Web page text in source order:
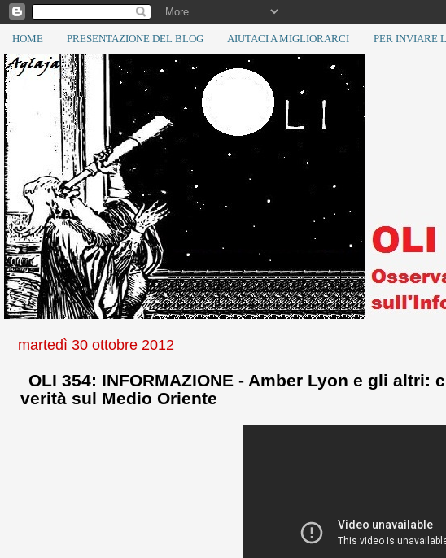
HOME PRESENTAZIONE DEL BLOG AIUTACI A MIGLIORARCI PER INVIARE
martedì 30 ottobre 2012
OLI 354: INFORMAZIONE - Amber Lyon e gli
verità sul Medio Oriente